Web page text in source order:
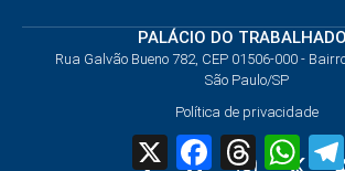
PALÁCIO DO
Rua Galvão Bueno 782, CEP 01506-000 -
São Paulo/SP
Política de privacidade
X FacebookThreads